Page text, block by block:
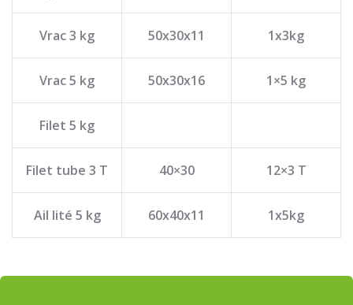
Vrac 3 kg 50x30x11 1x3kg
Vrac 5 kg 50x30x16 1×5 kg
Filet 5 kg
Filet tube 3 T 40×30 12×3 T
Ail lité 5 kg 60x40x11 1x5kg